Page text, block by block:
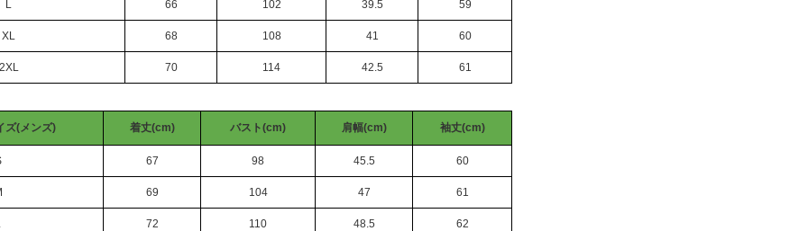
L 66 102 39.5 59
XL 68 108 41 60
2XL 70 114 42.5 61
ズ(メンズ) 着丈(cm) バスト(cm) 肩幅(cm) 袖丈(cm)
67 98 45.5 60
69 104 47 61
72 110 48.5 62